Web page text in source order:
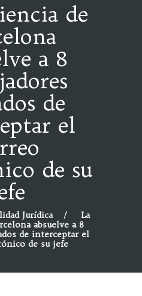
de
a 8
de
el
de su
Jurídica
La
absuelve a 8
de interceptar el
de su jefe